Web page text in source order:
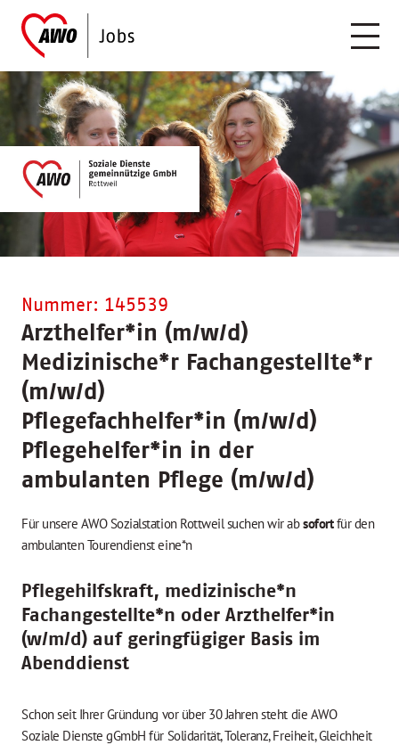
Nummer: 145539
Arzthelfer*in (m/w/d)
Medizinische*r Fachangestellte*r
(m/w/d)
Pflegefachhelfer*in (m/w/d)
Pflegehelfer*in in der
ambulanten Pflege (m/w/d)
Für unsere AWO Sozialstation Rottweil suchen wir absofortfür den
ambulanten Tourendienst eine*n
Pflegehilfskraft, medizinische*n
Fachangestellte*n oder Arzthelfer*in
(w/m/d) auf geringfügiger Basis im
Abenddienst
Schon seit Ihrer Gründung vor über 30 Jahren steht die AWO
Soziale Dienste gGmbH für Solidarität, Toleranz, Freiheit, Gleichheit